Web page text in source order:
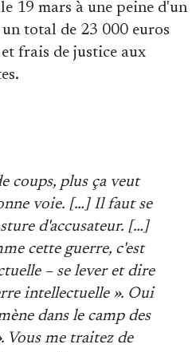
19 mars à une peine d'un
un total de 23 000 euros
frais de justice aux
coups, plus ça veut
voie. […] Il faut se
d'accusateur. […]
cette guerre, c'est
– se lever et dire
intellectuelle ». Oui
dans le camp des
Vous me traitez de